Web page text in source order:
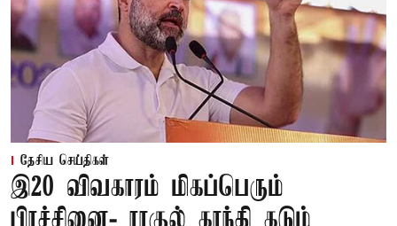
தேசிய செய்திகள்
இ20 விவகாரம் மிகப்பெரும்